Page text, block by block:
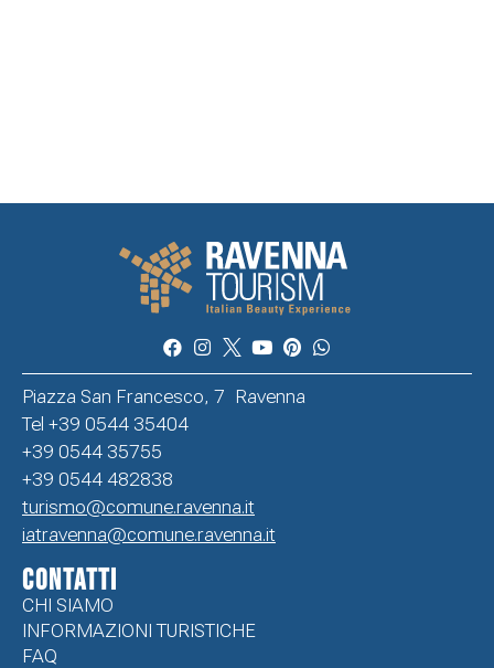
Piazza San Francesco, 7 Ravenna
Tel +39 0544 35404
+39 0544 35755
+39 0544 482838
turismo@comune.ravenna.it
iatravenna@comune.ravenna.it
CONTATTI
CHI SIAMO
INFORMAZIONI TURISTICHE
FAQ